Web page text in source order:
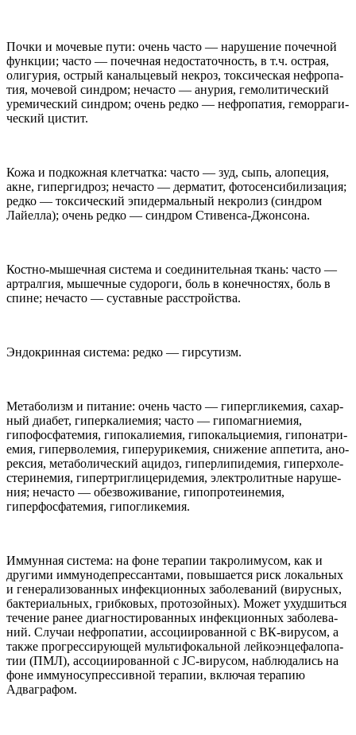
Почки и моче­вые пути: очень часто — нару­ше­ние почеч­ной
функции; часто — почеч­ная недо­ста­точ­ность, в т.ч. ост­рая,
олигу­рия, ост­рый канальце­вый некроз, ток­си­че­ская неф­ропа­
тия, моче­вой син­дром; неча­сто — ану­рия, гемо­ли­ти­че­ский
уреми­че­ский син­дром; очень редко — неф­ропа­тия, гемор­раги­
че­ский цистит.
Кожа и под­кож­ная клет­чатка: часто — зуд, сыпь, алопе­ция,
акне, гипергид­роз; неча­сто — дерма­тит, фото­сен­си­би­ли­за­ция;
редко — ток­си­че­ский эпи­дермаль­ный некро­лиз (син­дром
Лайелла); очень редко — син­дром Стивенса-​Джонсона.
Костно-​мышечная система и соеди­ни­тель­ная ткань: часто —
арт­ралгия, мышеч­ные судо­роги, боль в конеч­но­стях, боль в
спине; неча­сто — сустав­ные расстройства.
Эндо­крин­ная система: редко — гирсутизм.
Мета­бо­лизм и пита­ние: очень часто — гиперг­ли­кемия, сахар­
ный диа­бет, гипер­ка­ли­емия; часто — гипо­маг­ни­емия,
гипофосфа­темия, гипо­ка­ли­емия, гипо­кальци­емия, гипо­на­три­
емия, гипер­во­лемия, гипе­ру­ри­кемия, сниже­ние аппе­тита, ано­
рек­сия, мета­бо­ли­че­ский аци­доз, гипер­липи­демия, гипер­хо­ле­
сте­ри­немия, гипер­т­риг­лице­ри­демия, элек­тро­лит­ные нару­ше­
ния; неча­сто — обез­вожи­ва­ние, гипо­про­те­и­немия,
гиперфосфа­темия, гипогликемия.
Иммун­ная система: на фоне терапии такро­лиму­сом, как и
другими имму­но­депрес­сан­тами, повыша­ется риск локаль­ных
и гене­ра­ли­зо­ван­ных инфекци­он­ных забо­ле­ва­ний (вирус­ных,
бак­те­ри­аль­ных, гриб­ко­вых, про­то­зой­ных). Может ухуд­шиться
тече­ние ранее диагно­сти­ро­ван­ных инфекци­он­ных забо­ле­ва­
ний. Слу­чаи неф­ропа­тии, ассоци­и­ро­ван­ной с ВК-​вирусом, а
также прогрес­си­рующей мультифо­каль­ной лейкоэнцефа­лопа­
тии (ПМЛ), ассоци­и­ро­ван­ной с JC-​вирусом, наблю­да­лись на
фоне имму­но­супрес­сив­ной терапии, вклю­чая терапию
Адваграфом.